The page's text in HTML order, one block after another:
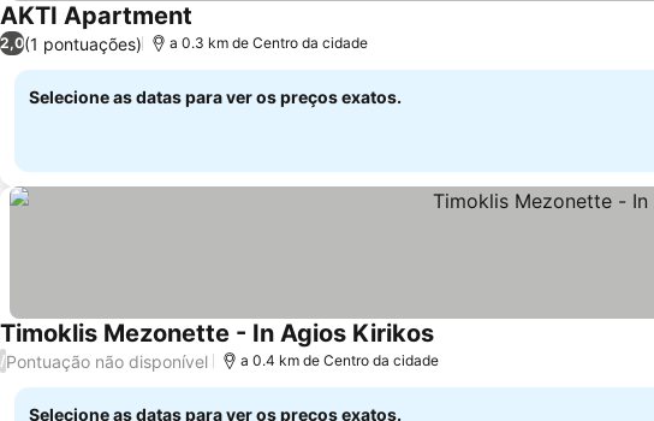
AKTI Apartment
2,0(1 pontuações) a 0.3 km de Centro da cidade
Selecione as datas para ver os preços exatos.
Timoklis Mezonette - In Agios Kirikos
/Pontuação não disponível a 0.4 km de Centro da cidade
Selecione as datas para ver os preços exatos.